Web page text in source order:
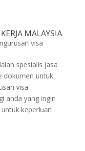
MALAYSIA
visa
spesialis jasa
dokumen untuk
visa
anda yang ingin
keperluan